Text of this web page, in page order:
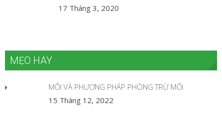
17 Tháng 3, 2020
MẸO HAY
MỐI VÀ PHƯƠNG PHÁP PHÒNG TRỪ MỐI
15 Tháng 12, 2022